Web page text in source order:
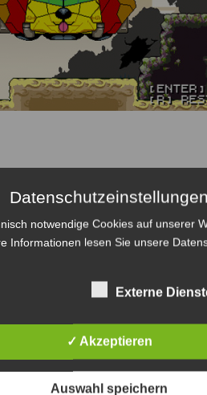
Datenschutzeinstellungen
notwendige Cookies auf unserer
Informationen lesen Sie unsere
Externe
✓ Akzeptieren
Auswahl speichern